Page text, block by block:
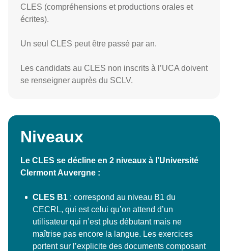
CLES (compréhensions et productions orales et
écrites).
Un seul CLES peut être passé par an.
Les candidats au CLES non inscrits à l’UCA doivent
se renseigner auprès du SCLV.
Niveaux
Le CLES se décline en 2 niveaux à l'Université
Clermont Auvergne :
CLES B1 : correspond au niveau B1 du
CECRL, qui est celui qu’on attend d’un
utilisateur qui n’est plus débutant mais ne
maîtrise pas encore la langue. Les exercices
portent sur l’explicite des documents composant